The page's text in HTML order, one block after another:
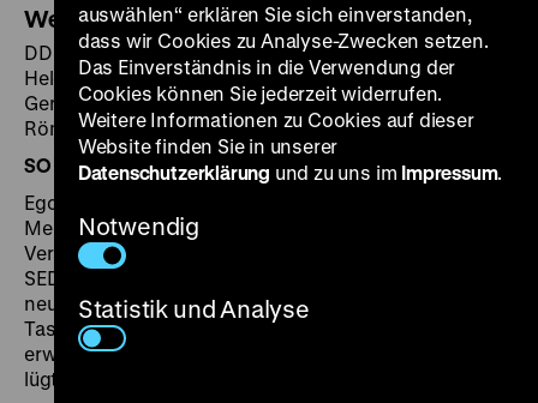
Wenn Du groß bist, lieber Adam
DDR 1966/1990, R: Egon Günther, B: Egon Günther,
Helga Schütz, K: Helmut Grewald, D: Stephan Jahnke,
Gerry Wolff, Manfred Krug, Daisy Granados, Rolf
Römer, Hanns Anselm Perten, 70'· 35mm
SO 12.01. um 18 Uhr
Egon Günthers heiteres Märchen vom Umgang der
Menschen mit der Wahrheit gehört zu den
Verbotsfilmen, die nach dem 11. Plenum des ZKs der
SED aus dem Verkehr gezogen wurden. Der
neunjährige Adam bekommt von einem Schwan eine
Taschenlampe geschenkt, die sich als Zaubergerät
erweist. Sobald Adam sie auf jemanden richtet, der
lügt, beginnt die angestrahlte Person zu schweben.
auswählen“ erklären Sie sich einverstanden,
dass wir Cookies zu Analyse-Zwecken setzen.
Das Einverständnis in die Verwendung der
Cookies können Sie jederzeit widerrufen.
Weitere Informationen zu Cookies auf dieser
Website finden Sie in unserer
Datenschutzerklärung und zu uns im Impressum.
Notwendig
Statistik und Analyse